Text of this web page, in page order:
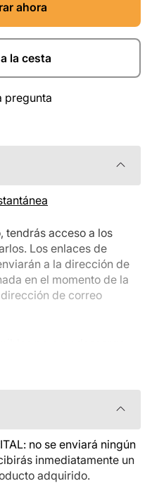
ahora
la cesta
pregunta
tendrás acceso a los
Los enlaces de
a la dirección de
en el momento de la
de correo
cambiar ni cancelar
antes de
con nosotros si
con el pedido,
con el vendedor.
no se enviará ningún
inmediatamente un
adquirido.